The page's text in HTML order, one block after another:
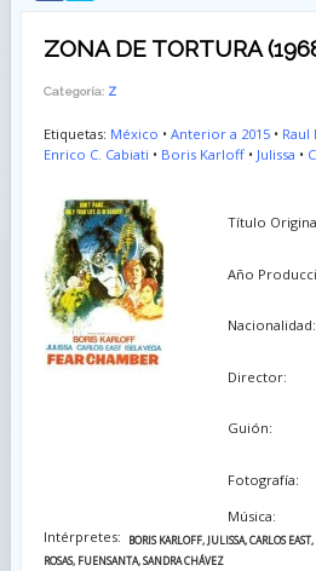
ZONA DE TORTURA
Categoría: Z
Etiquetas: México • Anterior a 2015•
Enrico C. Cabiati • Boris Karloff• Julissa •
Título
Año
Nacionalidad:
Director:
Guión:
Fotografía:
Música:
Intérpretes:
BORIS KARLOFF, JULISSA, CARLOS
ROSAS, FUENSANTA, SANDRA CHÁVEZ